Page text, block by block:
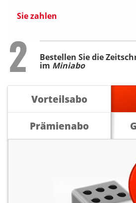
Sie zahlen
Step
2 Bestellen Sie die
im Miniabo
Vorteilsabo
Prämienabo